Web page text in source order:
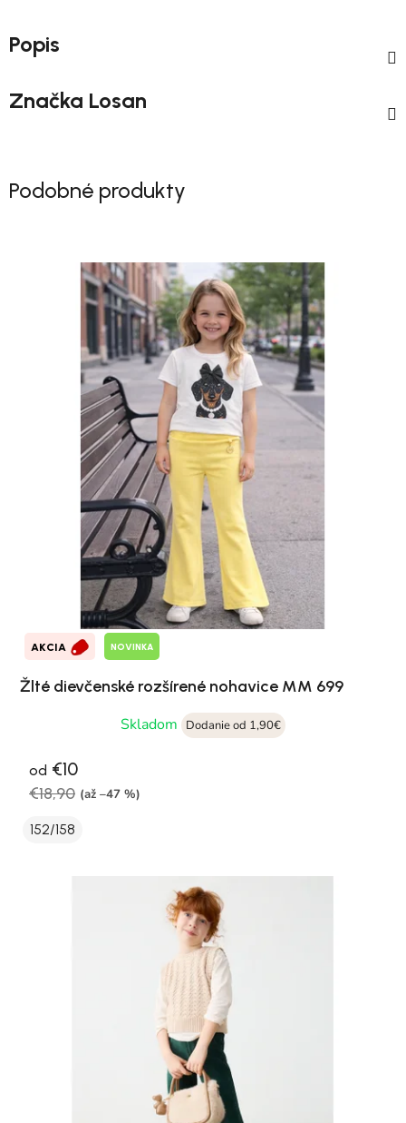
Popis
Značka Losan
Podobné produkty
AKCIA NOVINKA
Žlté dievčenské rozšírené nohavice MM 699
Skladom
Dodanie od 1,90€
od €10
€18,90 (až –47 %)
152/158